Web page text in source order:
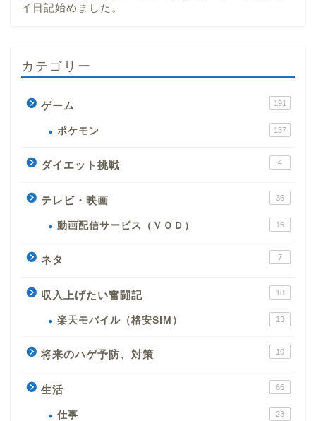
イ日記始めました。
カテゴリー
ゲーム 191
ポケモン 137
ダイエット挑戦 4
テレビ・映画 36
動画配信サービス（ＶＯＤ） 16
ネタ 7
収入上げたい奮闘記 18
楽天モバイル（格安SIM） 13
将来のハゲ予防、対策 10
生活 66
仕事 23